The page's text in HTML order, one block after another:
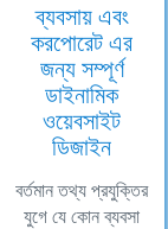
ব্যবসায় এবং
করপোরেট এর
জন্য সম্পূর্ণ
ডাইনামিক
ওয়েবসাইট
ডিজাইন
বর্তমান তথ্য প্রযুক্তির
যুগে যে কোন ব্যবসা